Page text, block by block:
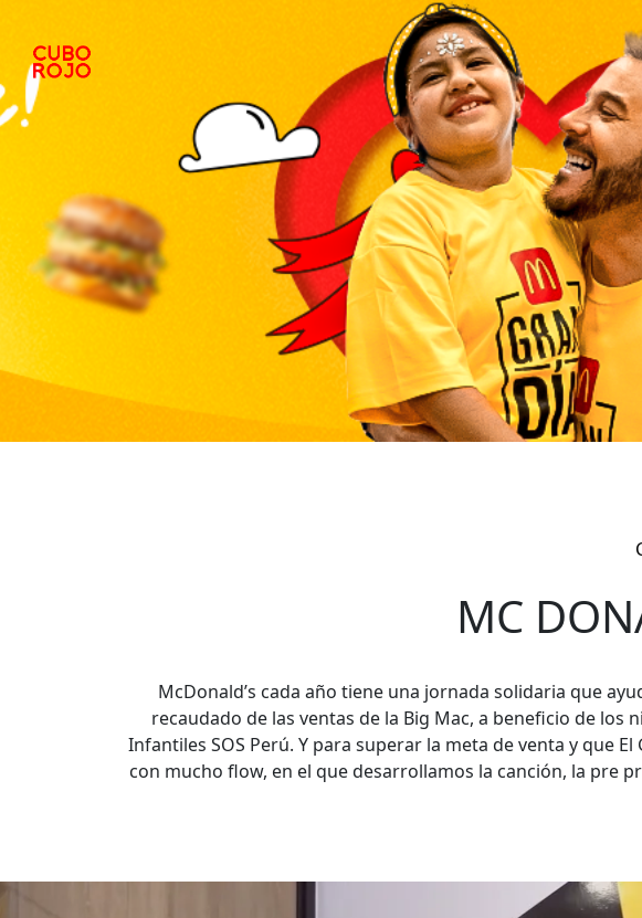
MC
McDonald’s cada año tiene una jornada solidaria que
recaudado de las ventas de la Big Mac, a beneficio de los
Infantiles SOS Perú. Y para superar la meta de venta y que
con mucho flow, en el que desarrollamos la canción, la pre